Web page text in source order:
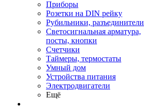
Приборы
Розетки на DIN рейку
Рубильники, разъединители
Светосигнальная арматура,
посты, кнопки
Счетчики
Таймеры, термостаты
Умный дом
Устройства питания
Электродвигатели
Ещё